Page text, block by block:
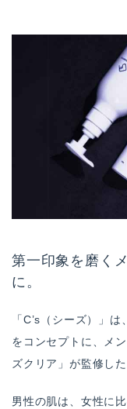
第一印象を磨く
に。
「C’s（シーズ）」
をコンセプトに、メ
ズクリア」が監修し
男性の肌は、女性に